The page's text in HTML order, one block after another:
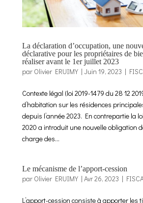
La déclaration d’occupation, une
déclarative pour les propriétaires de
réaliser avant le 1er juillet 2023
par Olivier ERUIMY| Juin 19, 2023 |
Contexte légal (loi 2019-1479 du 28 12
d’habitation sur les résidences
depuis l’année 2023. En contrepartie la
2020 a introduit une nouvelle obligation
charge des...
Le mécanisme de l’apport-cession
par Olivier ERUIMY| Avr 26, 2023 |
L’apport-cession consiste à apporter les